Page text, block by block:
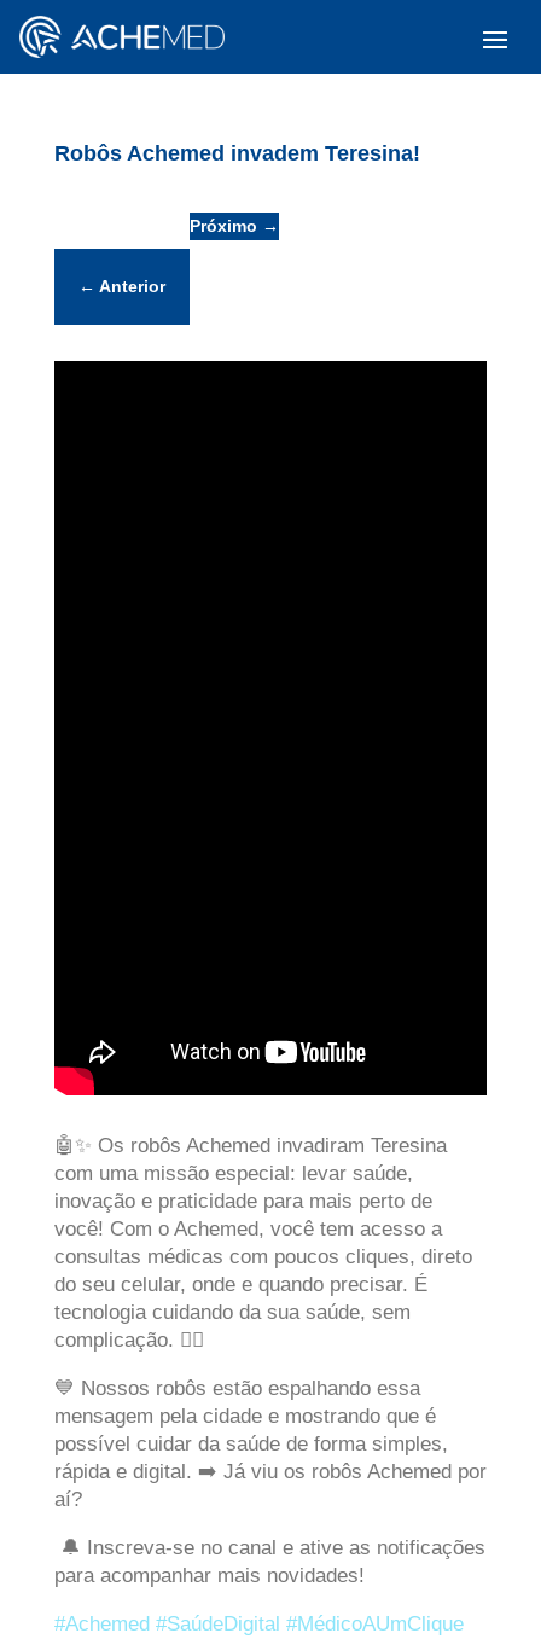
Robôs Achemed invadem Teresina!
← Anterior
Próximo →
🤖✨ Os robôs Achemed invadiram Teresina
com uma missão especial: levar saúde,
inovação e praticidade para mais perto de
você! Com o Achemed, você tem acesso a
consultas médicas com poucos cliques, direto
do seu celular, onde e quando precisar. É
tecnologia cuidando da sua saúde, sem
complicação. 🚶‍♂️
💙 Nossos robôs estão espalhando essa
mensagem pela cidade e mostrando que é
possível cuidar da saúde de forma simples,
rápida e digital. ➡️ Já viu os robôs Achemed por
aí?
🔔 Inscreva-se no canal e ative as notificações
para acompanhar mais novidades!
#Achemed #SaúdeDigital #MédicoAUmClique